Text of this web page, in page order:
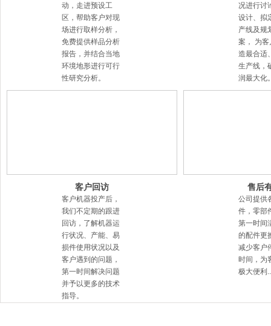
动，走进预设工
区，帮助客户对现
场进行取样分析，
免费提供样品分析
报告，并结合当地
环境地形进行可行
性研究分析。
方
况进行讨
设计、拟
产线及规
案， 为
造最合适
生产线，
润最大化
客户回访
客户机器投产后，
我们不定期的跟进
回访，了解机器运
行状况、产能、易
损件使用状况以及
客户遇到的问题，
第一时间解决问题
并予以更多的技术
指导。
售后
公司提供
件，零部
第一时间
的配件更
减少客户
时间，为
极大便利